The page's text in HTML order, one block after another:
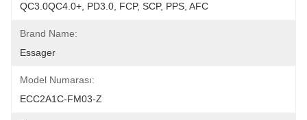
QC3.0QC4.0+, PD3.0, FCP, SCP, PPS, AFC
Brand Name:
Essager
Model Numarası:
ECC2A1C-FM03-Z